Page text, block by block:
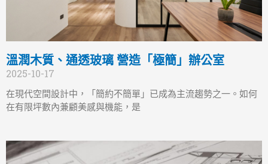
溫潤木質、通透玻璃 營造「極簡」辦公室
2025-10-17
在現代空間設計中，「簡約不簡單」已成為主流趨勢之一。如何
在有限坪數內兼顧美感與機能，是